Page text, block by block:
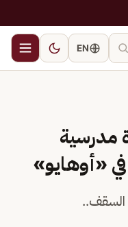
EN
مدرسية
في «أوهايو»
السقف..